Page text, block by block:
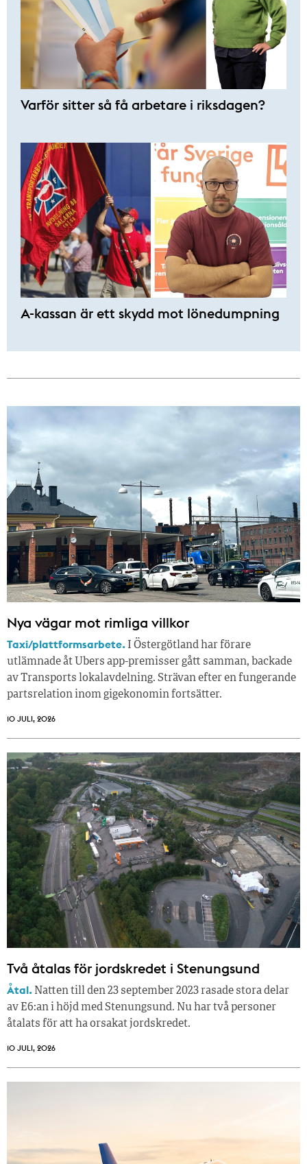
Varför sitter så få ­arbetare i riksdagen?
A-kassan är ett skydd mot lönedumpning
Nya vägar mot rimliga villkor
Taxi/plattformsarbete. I Östergötland har förare
utlämnade åt Ubers app-premisser gått samman, backade
av Transports lokalavdelning. Strävan efter en fungerande
partsrelation inom gigekonomin fortsätter.
10 JULI, 2026
Två åtalas för jordskredet i Stenungsund
Åtal. Natten till den 23 september 2023 rasade stora delar
av E6:an i höjd med Stenungsund. Nu har två personer
åtalats för att ha orsakat jordskredet.
10 JULI, 2026